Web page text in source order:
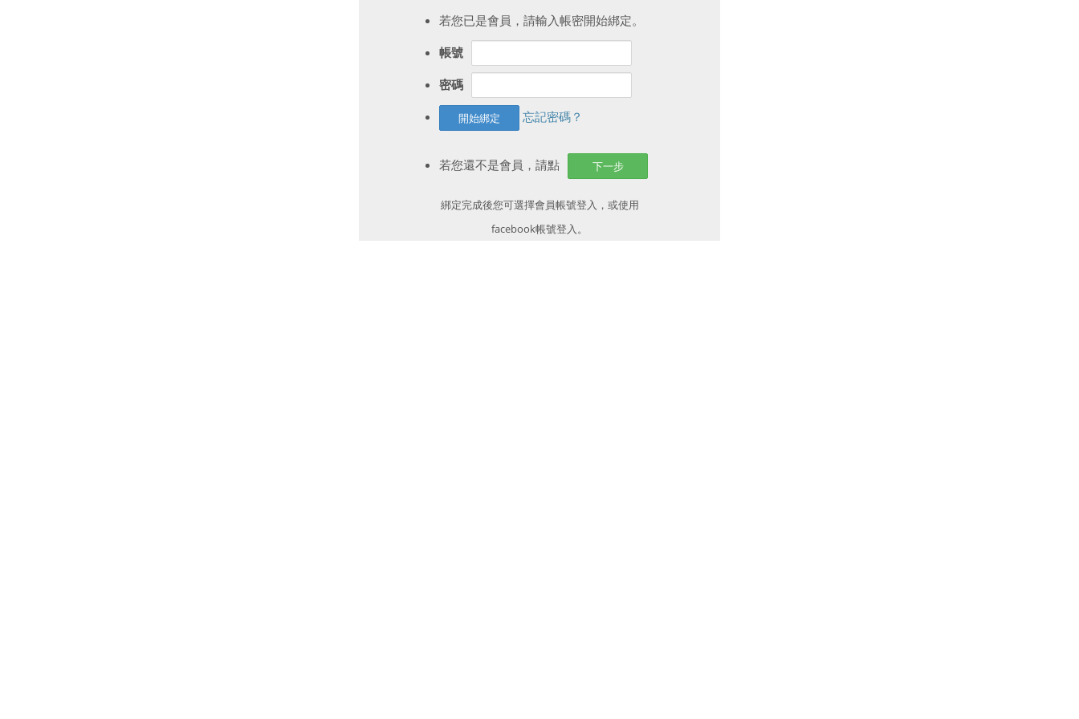
若您已是會員，請輸入帳密開始綁定。
帳號
密碼
忘記密碼？
若您還不是會員，請點
綁定完成後您可選擇會員帳號登入，或使用
facebook帳號登入。